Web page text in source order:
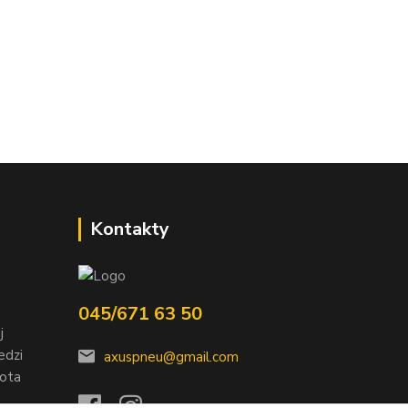
Kontakty
045/671 63 50
axuspneu@gmail.com